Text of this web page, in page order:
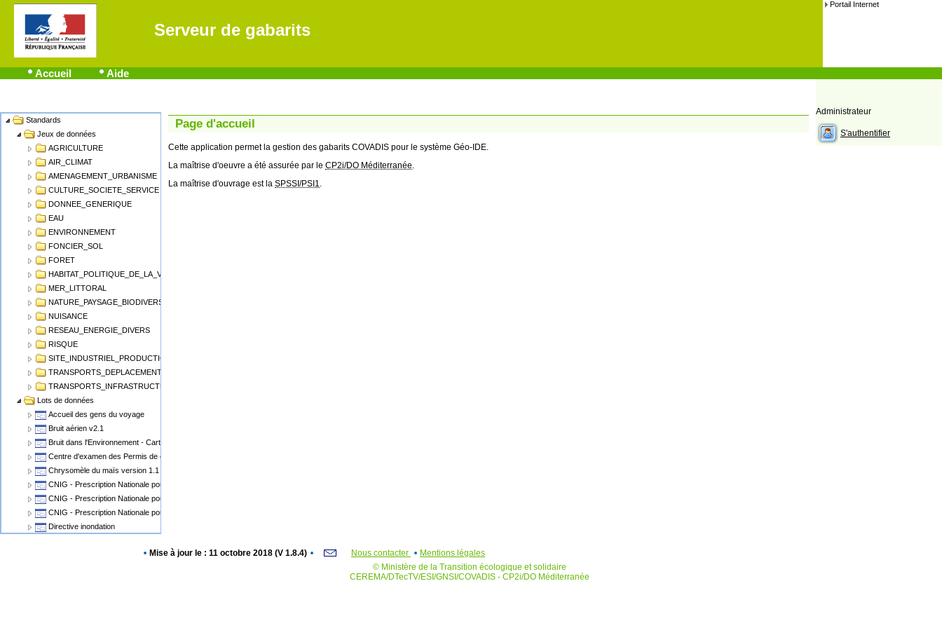
Portail Internet
Serveur de gabarits
Accueil Aide
Name Standards
Jeux de données
AGRICULTURE
AIR_CLIMAT
AMENAGEMENT_URBANISME
CULTURE_SOCIETE_SERVICE
DONNEE_GENERIQUE
EAU
ENVIRONNEMENT
FONCIER_SOL
FORET
HABITAT_POLITIQUE_DE_LA_VILLE
MER_LITTORAL
NATURE_PAYSAGE_BIODIVERSITE
NUISANCE
RESEAU_ENERGIE_DIVERS
RISQUE
SITE_INDUSTRIEL_PRODUCTION
TRANSPORTS_DEPLACEMENT
TRANSPORTS_INFRASTRUCTURE
Lots de données
Accueil des gens du voyage
Bruit aérien v2.1
Bruit dans l'Environnement - Cartographie du Bruit v1.1
Centre d'examen des Permis de conduire
Chrysomèle du maïs version 1.1
CNIG - Prescription Nationale pour les Cartes Communales
CNIG - Prescription Nationale pour les PLU, POS
CNIG - Prescription Nationale pour les Servitudes d'Utilité Publique (SUP)
Directive inondation
Epidémiosurveillance animale
Page d'accueil
Cette application permet la gestion des gabarits COVADIS pour le système Géo-IDE.
La maîtrise d'oeuvre a été assurée par le CP2i/DO Méditerranée.
La maîtrise d'ouvrage est la SPSSI/PSI1.
Administrateur
S'authentifier
Mise à jour le : 11 octobre 2018 (V 1.8.4) Nous contacter
Mentions légales
© Ministère de la Transition écologique et solidaire
CEREMA/DTecTV/ESI/GNSI/COVADIS - CP2i/DO Méditerranée